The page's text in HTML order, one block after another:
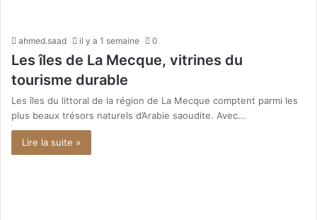
ahmed.saad il y a 1 semaine 0
Les îles de La Mecque, vitrines du
tourisme durable
Les îles du littoral de la région de La Mecque comptent parmi les
plus beaux trésors naturels d’Arabie saoudite. Avec…
Lire la suite »